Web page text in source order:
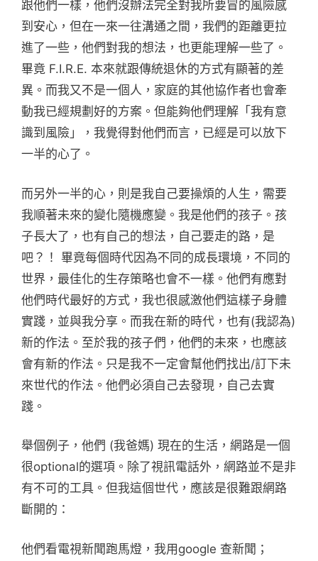
跟他們一樣，他們沒辦法完全對我所要冒的風險感
到安心，但在一來一往溝通之間，我們的距離更拉
進了一些，他們對我的想法，也更能理解一些了。
畢竟 F.I.R.E. 本來就跟傳統退休的方式有顯著的差
異。而我又不是一個人，家庭的其他協作者也會牽
動我已經規劃好的方案。但能夠他們理解「我有意
識到風險」，我覺得對他們而言，已經是可以放下
一半的心了。
而另外一半的心，則是我自己要操煩的人生，需要
我順著未來的變化隨機應變。我是他們的孩子。孩
子長大了，也有自己的想法，自己要走的路，是
吧？！ 畢竟每個時代因為不同的成長環境，不同的
世界，最佳化的生存策略也會不一樣。他們有應對
他們時代最好的方式，我也很感激他們這樣子身體
實踐，並與我分享。而我在新的時代，也有(我認為)
新的作法。至於我的孩子們，他們的未來，也應該
會有新的作法。只是我不一定會幫他們找出/訂下未
來世代的作法。他們必須自己去發現，自己去實
踐。
舉個例子，他們 (我爸媽) 現在的生活，網路是一個
很optional的選項。除了視訊電話外，網路並不是非
有不可的工具。但我這個世代，應該是很難跟網路
斷開的：
他們看電視新聞跑馬燈，我用google 查新聞；